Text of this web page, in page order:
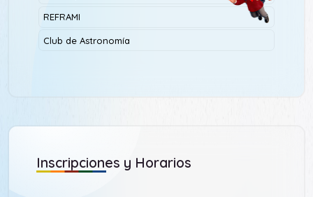
REFRAMI
Club de Astronomía
Inscripciones y Horarios